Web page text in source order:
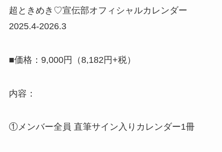
超ときめき♡宣伝部オフィシャルカレンダー
2025.4-2026.3
■価格：9,000円（8,182円+税）
内容：
①メンバー全員 直筆サイン入りカレンダー1冊